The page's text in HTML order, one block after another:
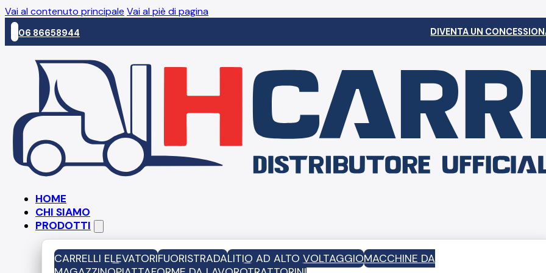
Vai al contenuto principale Vai al piè di pagina
06 86658944 DIVENTA UN
HOME
CHI SIAMO
PRODOTTI
CARRELLI ELEVATORIFUORISTRADALITIO AD ALTO VOLTAGGIOMACCHINE DA